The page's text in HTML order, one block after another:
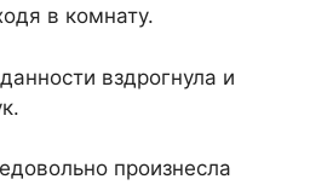
в комнату.
вздрогнула и
произнесла